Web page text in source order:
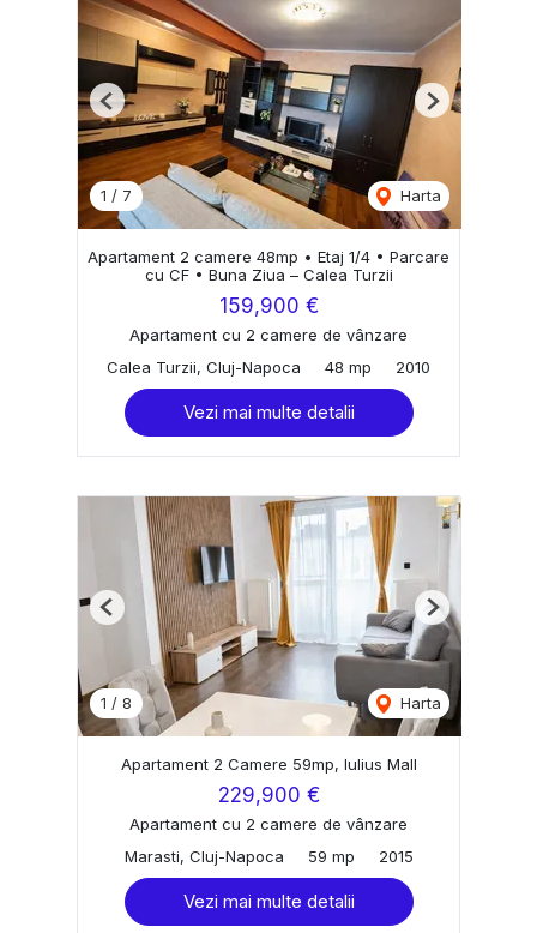
1 / 7 Harta
Previous Next
Apartament 2 camere 48mp • Etaj 1/4 • Parcare
cu CF • Buna Ziua – Calea Turzii
159,900 €
Apartament cu 2 camere de vânzare
Calea Turzii, Cluj-Napoca
48 mp 2010
Vezi mai multe detalii
1 / 8 Harta
Previous Next
Apartament 2 Camere 59mp, Iulius Mall
229,900 €
Apartament cu 2 camere de vânzare
Marasti, Cluj-Napoca
59 mp 2015
Vezi mai multe detalii